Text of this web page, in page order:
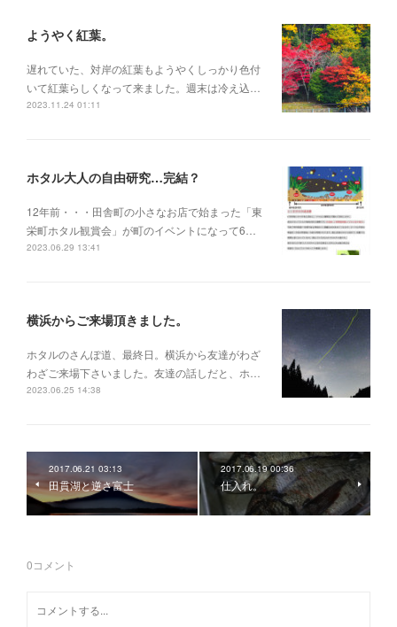
ようやく紅葉。
遅れていた、対岸の紅葉もようやくしっかり色付
いて紅葉らしくなって来ました。週末は冷え込…
2023.11.24 01:11
ホタル大人の自由研究…完結？
12年前・・・田舎町の小さなお店で始まった「東
栄町ホタル観賞会」が町のイベントになって6…
2023.06.29 13:41
横浜からご来場頂きました。
ホタルのさんぽ道、最終日。横浜から友達がわざ
わざご来場下さいました。友達の話しだと、ホ…
2023.06.25 14:38
2017.06.21 03:13
田貫湖と逆さ富士
2017.06.19 00:36
仕入れ。
0コメント